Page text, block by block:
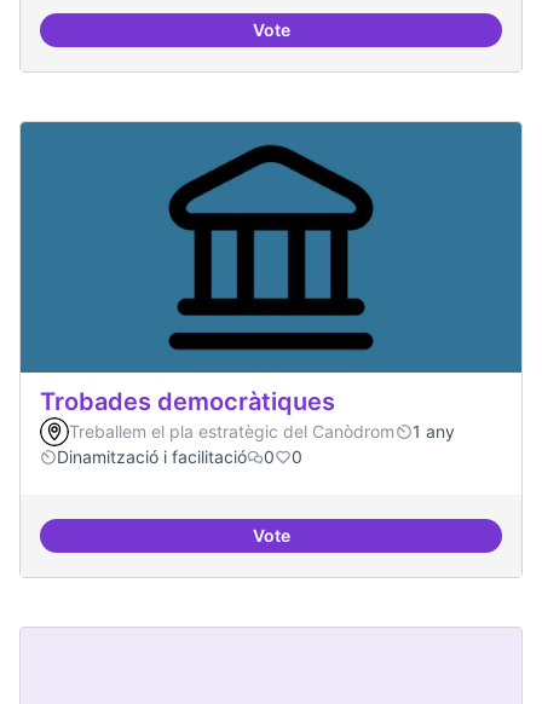
VoteUn espai d'utopies
Trobades democràtiques
Treballem el pla estratègic del Canòdrom
1 any
Dinamització i facilitació
0 0
VoteTrobades democràtiques